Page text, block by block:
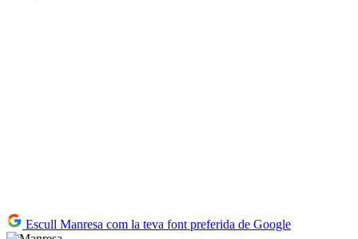
Escull Manresa com la teva font preferida de Google